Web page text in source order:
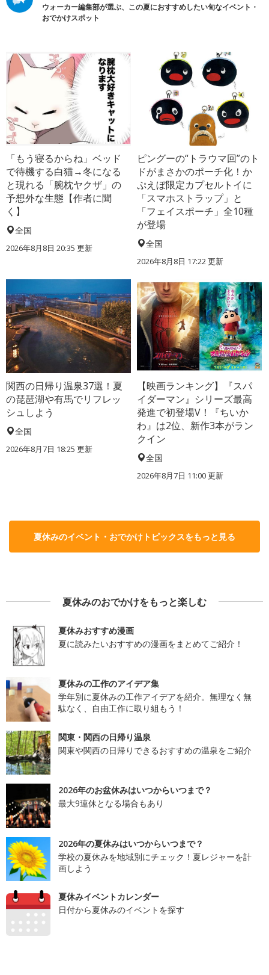
ウォーカー編集部が選ぶ、この夏におすすめしたい旬なイベント・
おでかけスポット
「もう寝るからね」ベッド
で待機する白猫→冬になる
と現れる「腕枕ヤクザ」の
予想外な生態【作者に聞
く】
全国
2026年8月8日 20:35 更新
ピングーの“トラウマ回”のト
ドがまさかのポーチ化！か
ぷえぼ限定カプセルトイに
「スマホストラップ」と
「フェイスポーチ」全10種
が登場
全国
2026年8月8日 17:22更新
関西の日帰り温泉37選！夏
の琵琶湖や有馬でリフレッ
シュしよう
全国
2026年8月7日 18:25 更新
【映画ランキング】『スパ
イダーマン』シリーズ最高
発進で初登場V！『ちいか
わ』は2位、新作3本がラン
クイン
全国
2026年8月7日 11:00更新
夏休みのイベント・おでかけトピックスをもっと見る
夏休みのおでかけをもっと楽しむ
夏休みおすすめ漫画
夏に読みたいおすすめの漫画をまとめてご紹介！
夏休みの工作のアイデア集
学年別に夏休みの工作アイデアを紹介。無理なく無
駄なく、自由工作に取り組もう！
関東・関西の日帰り温泉
関東や関西の日帰りできるおすすめの温泉をご紹介
2026年のお盆休みはいつからいつまで？
最大9連休となる場合もあり
2026年の夏休みはいつからいつまで？
学校の夏休みを地域別にチェック！夏レジャーを計
画しよう
夏休みイベントカレンダー
日付から夏休みのイベントを探す